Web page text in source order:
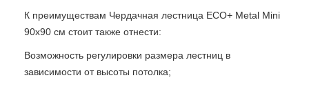
К преимуществам Чердачная лестница ECO+ Metal Mini
90х90 см стоит также отнести:
Возможность регулировки размера лестниц в
зависимости от высоты потолка;